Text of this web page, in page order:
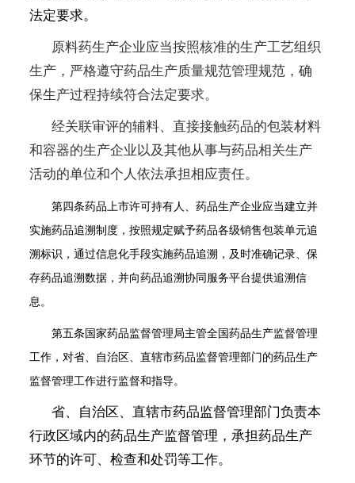
法定要求。
原料药生产企业应当按照核准的生产工艺组织
生产，严格遵守药品生产质量规范管理规范，确
保生产过程持续符合法定要求。
经关联审评的辅料、直接接触药品的包装材料
和容器的生产企业以及其他从事与药品相关生产
活动的单位和个人依法承担相应责任。
第四条药品上市许可持有人、药品生产企业应当建立并
实施药品追溯制度，按照规定赋予药品各级销售包装单元追
溯标识，通过信息化手段实施药品追溯，及时准确记录、保
存药品追溯数据，并向药品追溯协同服务平台提供追溯信
息。
第五条 国家药品监督管理局主管全国药品生产监督管理
工作，对省、自治区、直辖市药品监督管理部门的药品生产
监督管理工作进行监督和指导。
省、自治区、直辖市药品监督管理部门负责本
行政区域内的药品生产监督管理，承担药品生产
环节的许可、检查和处罚等工作。